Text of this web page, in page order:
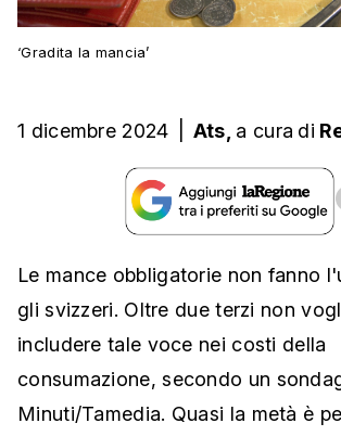
‘Gradita la mancia’
1 dicembre 2024 Ats, a cura di
Le mance obbligatorie non fanno
gli svizzeri. Oltre due terzi non
includere tale voce nei costi della
consumazione, secondo un
Minuti/Tamedia. Quasi la metà è